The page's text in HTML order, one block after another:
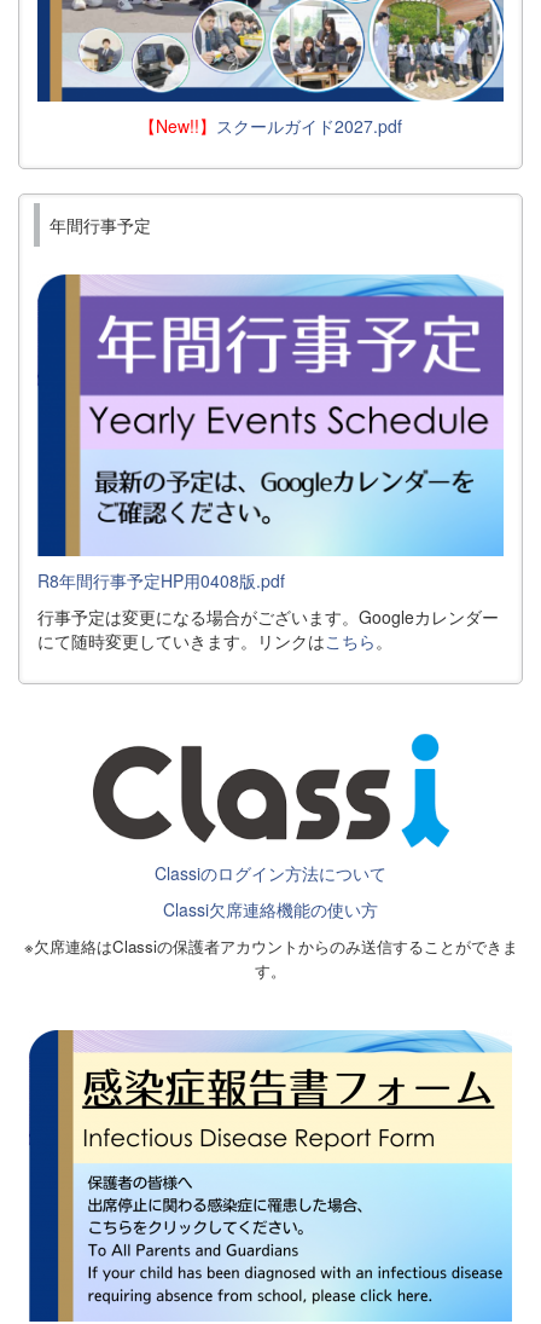
【New!!】 スクールガイド2027.pdf
年間行事予定
R8年間行事予定HP用0408版.pdf
行事予定は変更になる場合がございます。Googleカレンダー
にて随時変更していきます。リンクはこちら 。
Classiのログイン方法について
Classi欠席連絡機能の使い方
※欠席連絡はClassiの保護者アカウントからのみ送信することができま
す。